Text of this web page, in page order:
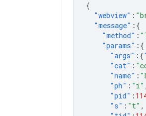
{
"webview" :
"message" :{
"method" :
"params" :{
"args" :{
"cat" :
"name" :
"ph" : "i" ,
"pid" :
"s" : "t" ,